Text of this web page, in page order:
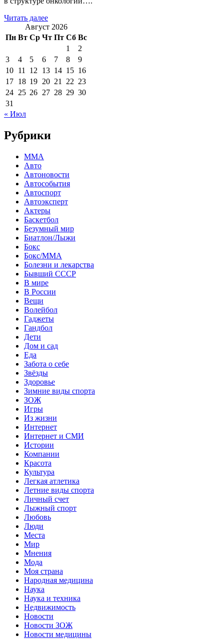
Читать далее
Август 2026
Пн Вт Ср Чт Пт Сб Вс
1
2
3
4 5 6 7 8
9
10 11 12 13 14 15 16
17 18 19 20 21 22 23
24 25 26 27 28 29 30
31
« Июл
Рубрики
MMA
Авто
Автоновости
Автособытия
Автоспорт
Автоэксперт
Актеры
Баскетбол
Безумный мир
Биатлон/Лыжи
Бокс
Бокс/MMA
Болезни и лекарства
Бывший СССР
В мире
В России
Вещи
Волейбол
Гаджеты
Гандбол
Дети
Дом и сад
Еда
Забота о себе
Звёзды
Здоровье
Зимние виды спорта
ЗОЖ
Игры
Из жизни
Интернет
Интернет и СМИ
Истории
Компании
Красота
Культура
Легкая атлетика
Летние виды спорта
Личный счет
Лыжный спорт
Любовь
Люди
Места
Мир
Мнения
Мода
Моя страна
Народная медицина
Наука
Наука и техника
Недвижимость
Новости
Новости ЗОЖ
Новости медицины